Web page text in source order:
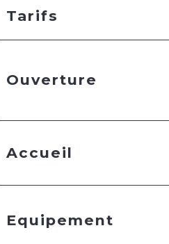
Tarifs
Ouverture
Accueil
Equipement